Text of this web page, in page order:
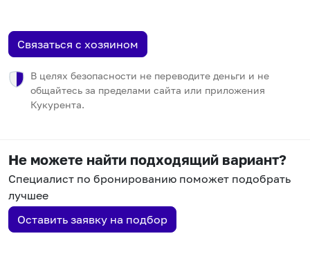
Связаться с хозяином
В целях безопасности не переводите деньги и не
общайтесь за пределами сайта или приложения
Кукурента.
Не можете найти подходящий вариант?
Специалист по бронированию поможет подобрать
лучшее
Оставить заявку на подбор